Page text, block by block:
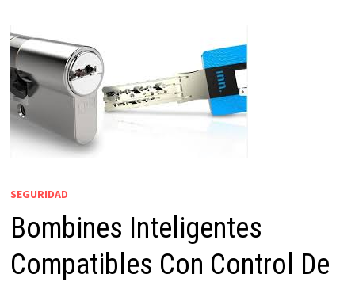
SEGURIDAD
Bombines Inteligentes
Compatibles Con Control De